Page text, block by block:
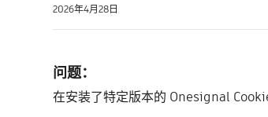
2026年4月28日
问题：
在安装了特定版本的 Onesignal